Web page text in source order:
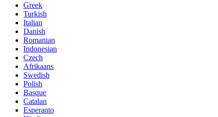
Greek
Turkish
Italian
Danish
Romanian
Indonesian
Czech
Afrikaans
Swedish
Polish
Basque
Catalan
Esperanto